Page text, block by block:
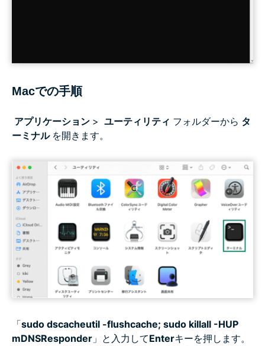
Macでの手順
アプリケーション > ユーティリティ フォルダーから タ
ーミナル を開きます。
「sudo dscacheutil -flushcache; sudo killall -HUP
mDNSResponder 」と入力してEnterキーを押します。